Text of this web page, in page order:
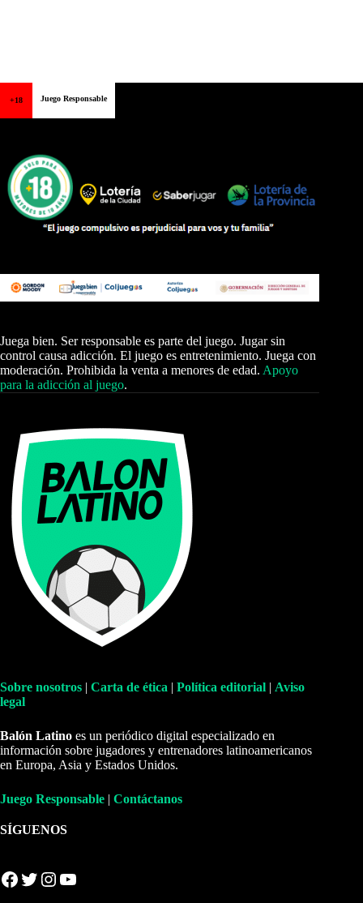
+18 Juego Responsable
Juega bien. Ser responsable es parte del juego. Jugar sin
control causa adicción. El juego es entretenimiento. Juega con
moderación. Prohibida la venta a menores de edad. Apoyo
para la adicción al juego.
Sobre nosotros | Carta de ética | Política editorial | Aviso
legal
Balón Latino es un periódico digital especializado en
información sobre jugadores y entrenadores latinoamericanos
en Europa, Asia y Estados Unidos.
Juego Responsable | Contáctanos
SÍGUENOS
Facebook Twitter Instagram YouTube